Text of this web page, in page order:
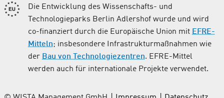
Die Entwicklung des Wissenschafts- und
Technologieparks Berlin Adlershof wurde und wird
co-finanziert durch die Europäische Union mit EFRE-
Mitteln; insbesondere Infrastrukturmaßnahmen wie
der Bau von Technologiezentren. EFRE-Mittel
werden auch für internationale Projekte verwendet.